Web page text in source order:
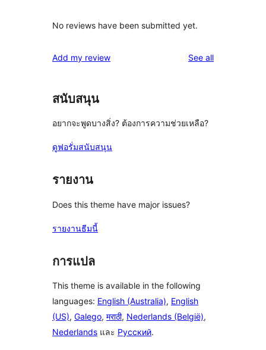
No reviews have been submitted yet.
Add my review See allreviews
สนับสนุน
อยากจะพูดบางสิ่ง? ต้องการความช่วยเหลือ?
ดูฟอรั่มสนับสนุน
รายงาน
Does this theme have major issues?
รายงานธีมนี้
การแปล
This theme is available in the following
languages: English (Australia), English
(US), Galego, मराठी, Nederlands (België),
Nederlands และ Русский.